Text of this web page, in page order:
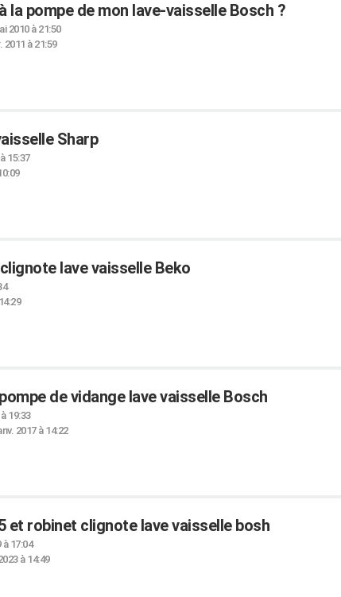
la pompe de mon lave-vaisselle Bosch ?
2010 à 21:50
2011 à 21:59
Sharp
15:37
lave vaisselle Beko
de vidange lave vaisselle Bosch
19:33
2017 à 14:22
et robinet clignote lave vaisselle bosh
à 17:04
à 14:49